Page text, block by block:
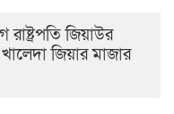
জিয়াউর
জিয়ার মাজার